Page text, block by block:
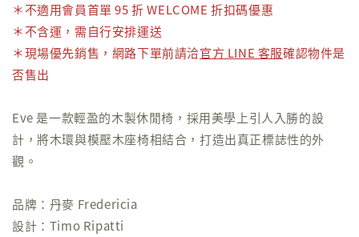
＊不適用會員首單 95 折 WELCOME 折扣碼優惠
＊不含運，需自行安排運送
＊現場優先銷售，網路下單前請洽官方 LINE 客服確認物件是
否售出
Eve 是一款輕盈的木製休閒椅，採用美學上引人入勝的設
計，將木環與模壓木座椅相結合，打造出真正標誌性的外
觀。
品牌：丹麥 Fredericia
設計：Timo Ripatti